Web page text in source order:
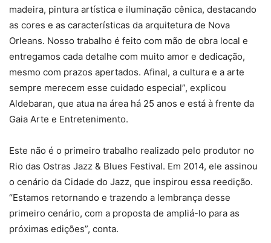
madeira, pintura artística e iluminação cênica, destacando
as cores e as características da arquitetura de Nova
Orleans. Nosso trabalho é feito com mão de obra local e
entregamos cada detalhe com muito amor e dedicação,
mesmo com prazos apertados. Afinal, a cultura e a arte
sempre merecem esse cuidado especial”, explicou
Aldebaran, que atua na área há 25 anos e está à frente da
Gaia Arte e Entretenimento.
Este não é o primeiro trabalho realizado pelo produtor no
Rio das Ostras Jazz & Blues Festival. Em 2014, ele assinou
o cenário da Cidade do Jazz, que inspirou essa reedição.
“Estamos retornando e trazendo a lembrança desse
primeiro cenário, com a proposta de ampliá-lo para as
próximas edições”, conta.